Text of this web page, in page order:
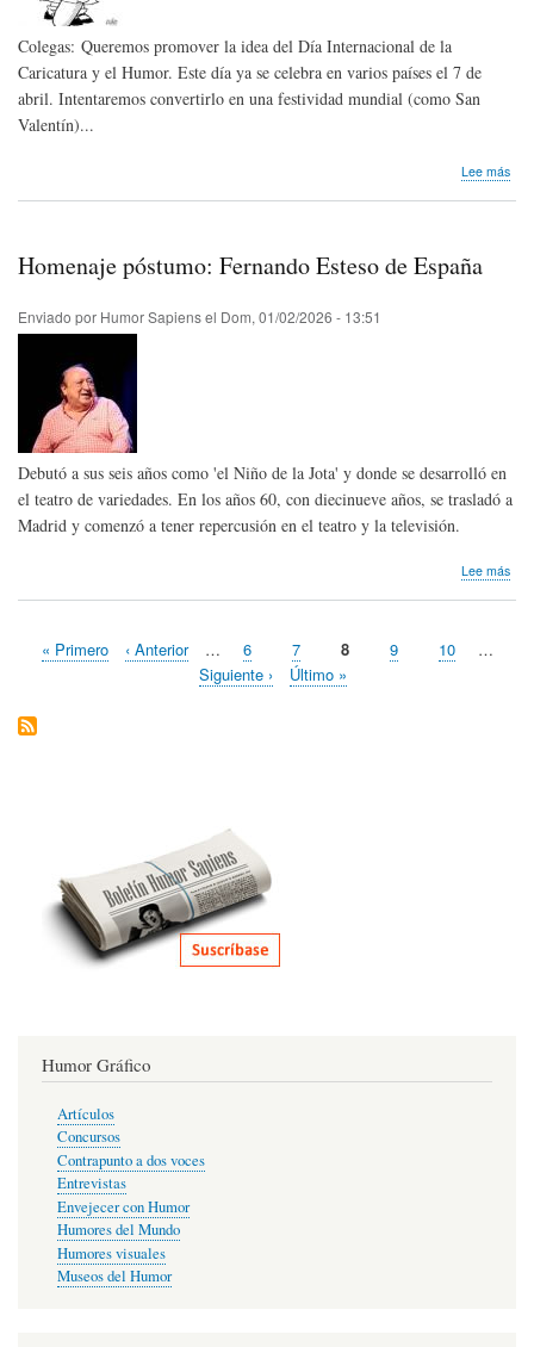
Colegas: Queremos promover la idea del Día Internacional de la
Caricatura y el Humor. Este día ya se celebra en varios países el 7 de
abril. Intentaremos convertirlo en una festividad mundial (como San
Valentín)...
Lee más
Homenaje póstumo: Fernando Esteso de España
Enviado por Humor Sapiensel Dom, 01/02/2026 - 13:51
Debutó a sus seis años como 'el Niño de la Jota' y donde se desarrolló en
el teatro de variedades. En los años 60, con diecinueve años, se trasladó a
Madrid y comenzó a tener repercusión en el teatro y la televisión.
Lee más
Paginación
Primera
« Primero
Página
‹ Anterior … Page
6 Page
7
Página
actual
8 Page
9 Page
10
…
Siguiente
Siguiente ›
Última
Último »
Humor Gráfico
Artículos
Concursos
Contrapunto a dos voces
Entrevistas
Envejecer con Humor
Humores del Mundo
Humores visuales
Museos del Humor